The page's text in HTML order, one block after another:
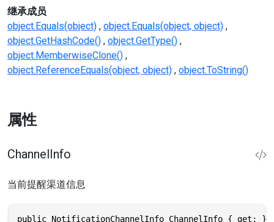
继承成员
object.Equals(object) object.Equals(object, object)
object.GetHashCode() object.GetType()
object.MemberwiseClone()
object.ReferenceEquals(object, object) object.ToString()
属性
ChannelInfo
当前提醒渠道信息
public NotificationChannelInfo ChannelInfo { get; }